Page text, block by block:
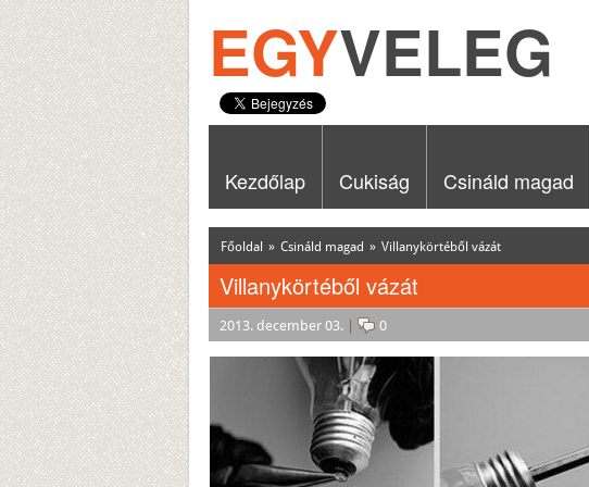
EGYVELEG
Kezdőlap Cukiság Csináld magad
Főoldal » Csináld magad » Villanykörtéből vázát
Villanykörtéből vázát
2013. december 03. 0